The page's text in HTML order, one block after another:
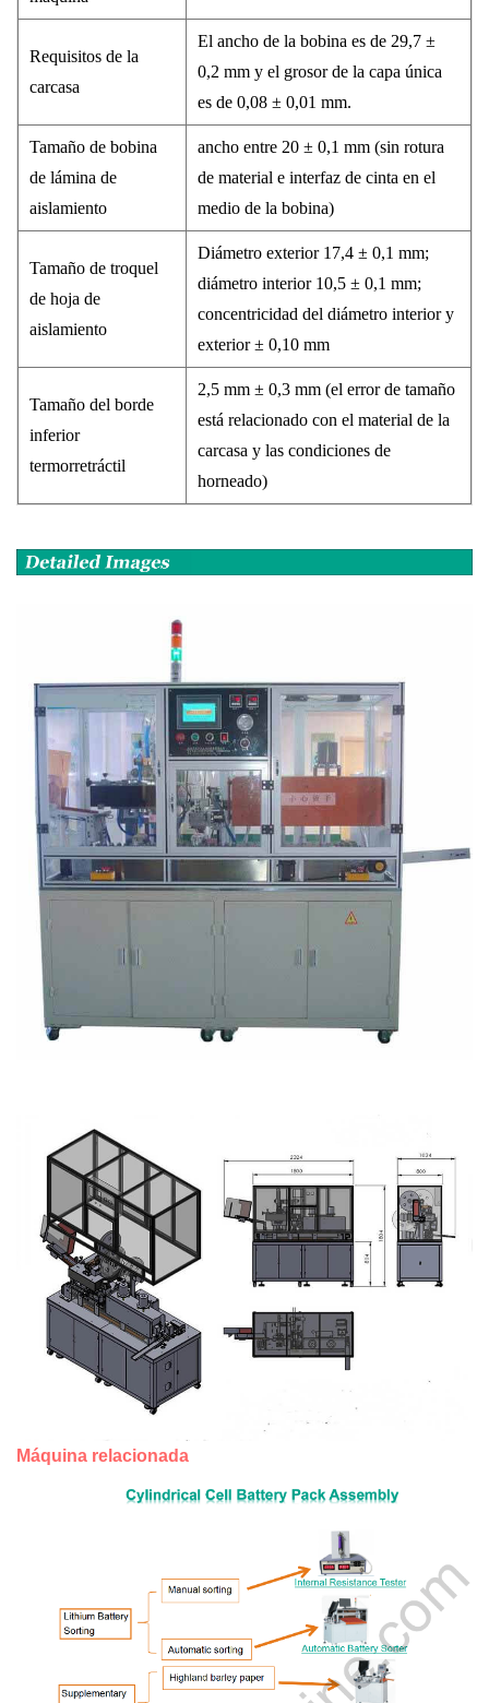
Requisitos de la
carcasa
El ancho de la bobina es de 29,7 ±
0,2 mm y el grosor de la capa única
es de 0,08 ± 0,01 mm.
Tamaño de bobina
de lámina de
aislamiento
ancho entre 20 ± 0,1 mm (sin rotura
de material e interfaz de cinta en el
medio de la bobina)
Tamaño de troquel
de hoja de
aislamiento
Diámetro exterior 17,4 ± 0,1 mm;
diámetro interior 10,5 ± 0,1 mm;
concentricidad del diámetro interior y
exterior ± 0,10 mm
Tamaño del borde
inferior
termorretráctil
2,5 mm ± 0,3 mm (el error de tamaño
está relacionado con el material de la
carcasa y las condiciones de
horneado)
Máquina relacionada